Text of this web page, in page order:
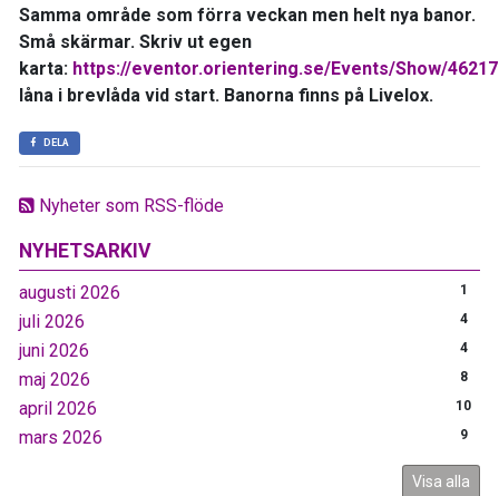
Nyheter som RSS-flöde
NYHETSARKIV
augusti 2026 1
juli 2026 4
juni 2026 4
maj 2026 8
april 2026 10
mars 2026 9
Visa alla
Samma område som förra veckan men helt nya banor.
Små skärmar. Skriv ut egen
karta: https://eventor.orientering.se/Events/Show/46217
låna i brevlåda vid start. Banorna finns på Livelox.
DELA